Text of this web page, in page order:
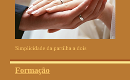
Simplicidade da partilha a dois
Formação